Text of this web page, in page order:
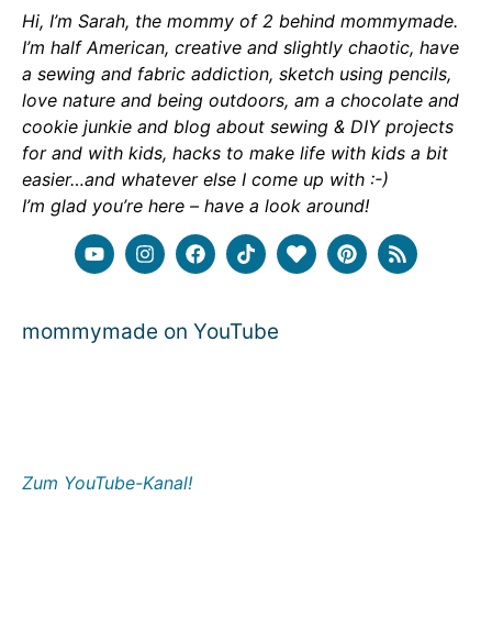
Hi, I’m Sarah, the mommy of 2 behind mommymade.
I’m half American, creative and slightly chaotic, have
a sewing and fabric addiction, sketch using pencils,
love nature and being outdoors, am a chocolate and
cookie junkie and blog about sewing & DIY projects
for and with kids, hacks to make life with kids a bit
easier…and whatever else I come up with :-)
I’m glad you’re here – have a look around!
mommymade on YouTube
Zum YouTube-Kanal!